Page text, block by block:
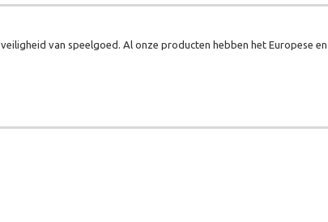
van speelgoed. Al onze producten hebben het Europese